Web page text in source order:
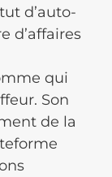
d’auto-
d’affaires
qui
Son
de la